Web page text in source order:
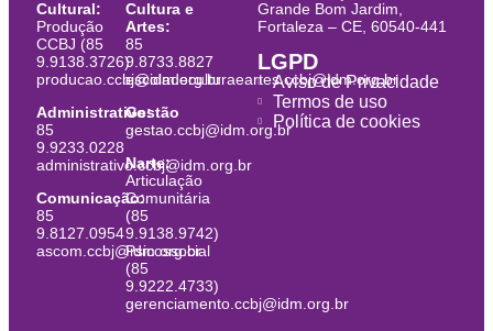
Cultural:
Produção
CCBJ (85
9.9138.3726)
producao.ccbj@idm.org.br
Administrativo:
85
9.9233.0228
administrativo.ccbj@idm.org.br
Comunicação:
85
9.8127.0954
ascom.ccbj@idm.org.br
Cultura e
Artes:
85
9.8733.8827
escoladeculturaeartes.ccbj@idm.org.br
Gestão
gestao.ccbj@idm.org.br
Narte:
Articulação
Comunitária
(85
9.9138.9742)
Psicossocial
(85
9.9222.4733)
gerenciamento.ccbj@idm.org.br
Grande Bom Jardim,
Fortaleza – CE, 60540-441
LGPD
Aviso de Privacidade
Termos de uso
Política de cookies